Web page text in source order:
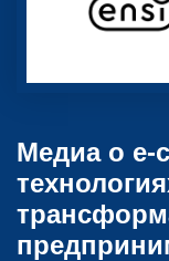
Медиа о e-